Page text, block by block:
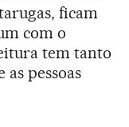
ficam
com o
tem tanto
pessoas